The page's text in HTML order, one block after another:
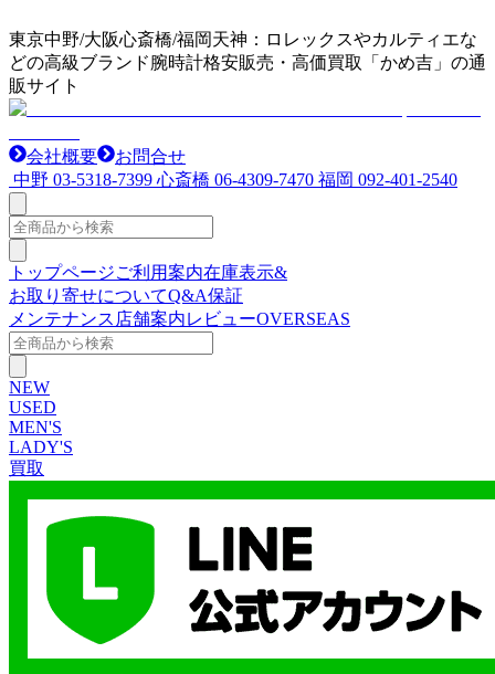
東京中野/大阪心斎橋/福岡天神：ロレックスやカルティエな
どの高級ブランド腕時計格安販売・高価買取「かめ吉」の通
販サイト
会社概要
お問合せ
中野 03-5318-7399 心斎橋 06-4309-7470 福岡 092-401-2540
トップページご利用案内在庫表示&
お取り寄せについてQ&A保証
メンテナンス 店舗案内レビューOVERSEAS
NEW
USED
MEN'S
LADY'S
買取